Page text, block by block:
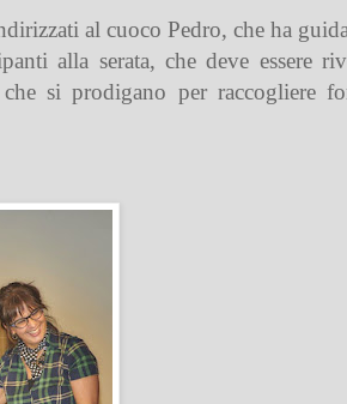
al cuoco Pedro, che ha
alla serata, che deve essere
si prodigano per raccogliere